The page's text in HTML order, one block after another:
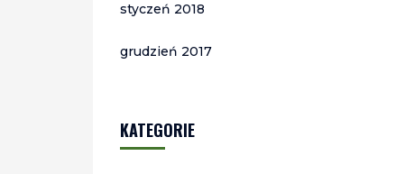
styczeń 2018
grudzień 2017
KATEGORIE